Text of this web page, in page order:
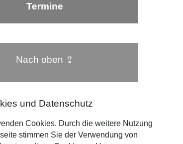
Termine
Nach oben ⇪
und Datenschutz
Cookies. Durch die weitere Nutzung
stimmen Sie der Verwendung von